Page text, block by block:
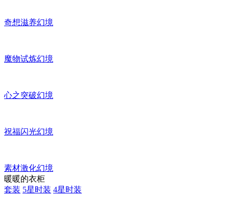
奇想滋养幻境
魔物试炼幻境
心之突破幻境
祝福闪光幻境
素材激化幻境
暖暖的衣柜
套装 5星时装 4星时装